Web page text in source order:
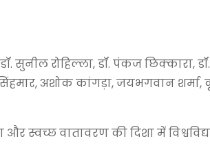
सुनील रोहिल्ला, डॉ. पंकज छिक्कारा,
सिंहमार, अशोक कांगड़ा, जयभगवान
और स्वच्छ वातावरण की दिशा में